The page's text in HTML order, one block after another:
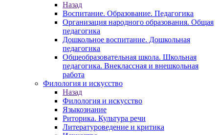
Назад
Воспитание. Образование. Педагогика
Организация народного образования. Общая
педагогика
Дошкольное воспитание. Дошкольная
педагогика
Общеобразовательная школа. Школьная
педагогика. Внеклассная и внешкольная
работа
Филология и искусство
Назад
Филология и искусство
Языкознание
Риторика. Культура речи
Литературоведение и критика